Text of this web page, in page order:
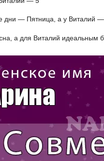
дни — Пятница, а у Виталий
а для Виталий идеальным